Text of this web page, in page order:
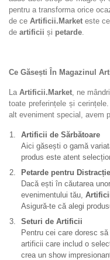
pentru a transforma orice
de ce Artificii.Marketeste
de artificii și petarde.
Ce Găsești În Magazinul
La Artificii.Market, ne
toate preferințele și
alt eveniment special, avem
Artificii de Sărbătoare
Aici găsești o gamă
produs este atent
Petarde pentru Distracție
Dacă ești în căutarea
evenimentului tău,
Asigură-te că alegi
Seturi de Artificii
Pentru cei care doresc
artificii care includ o
crea un show